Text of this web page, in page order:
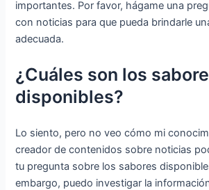
importantes. Por favor, hágame una
con noticias para que pueda brindarle
adecuada.
¿Cuáles son los
disponibles?
Lo siento, pero no veo cómo mi
creador de contenidos sobre noticias
tu pregunta sobre los sabores
embargo, puedo investigar la